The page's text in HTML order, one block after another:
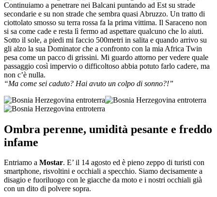
Continuiamo a penetrare nei Balcani puntando ad Est su strade
secondarie e su non strade che sembra quasi Abruzzo. Un tratto di
ciottolato smosso su terra rossa fa la prima vittima. Il Saraceno non
si sa come cade e resta lì fermo ad aspettare qualcuno che lo aiuti.
Sotto il sole, a piedi mi faccio 500metri in salita e quando arrivo su
gli alzo la sua Dominator che a confronto con la mia Africa Twin
pesa come un pacco di grissini. Mi guardo attorno per vedere quale
passaggio così impervio o difficoltoso abbia potuto farlo cadere, ma
non c’è nulla.
“Ma come sei caduto? Hai avuto un colpo di sonno?!”
Ombra perenne, umidità pesante e freddo
infame
Entriamo a Mostar. E’ il 14 agosto ed è pieno zeppo di turisti con
smartphone, risvoltini e occhiali a specchio. Siamo decisamente a
disagio e fuoriluogo con le giacche da moto e i nostri occhiali già
con un dito di polvere sopra.